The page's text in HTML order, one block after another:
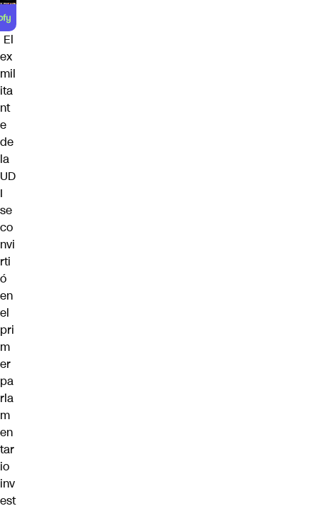
El
ex
mil
ita
nt
e
de
la
UD
I
se
co
nvi
rti
ó
en
el
pri
m
er
pa
rla
m
en
tar
io
inv
est